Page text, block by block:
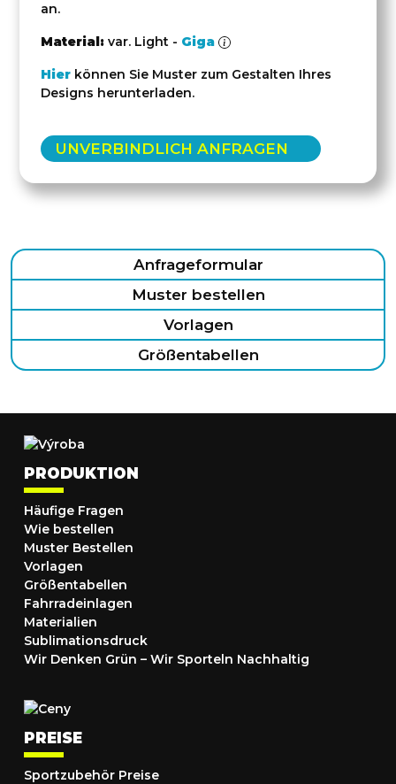
an.
Material: var. Light - Giga
Hier können Sie Muster zum Gestalten Ihres
Designs herunterladen.
UNVERBINDLICH ANFRAGEN
Anfrageformular
Muster bestellen
Vorlagen
Größentabellen
PRODUKTION
Häufige Fragen
Wie bestellen
Muster Bestellen
Vorlagen
Größentabellen
Fahrradeinlagen
Materialien
Sublimationsdruck
Wir Denken Grün – Wir Sporteln Nachhaltig
PREISE
Sportzubehör Preise